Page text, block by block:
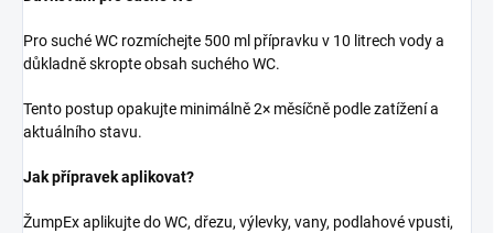
Pro suché WC rozmíchejte 500 ml přípravku v 10 litrech vody a
důkladně skropte obsah suchého WC.
Tento postup opakujte minimálně 2× měsíčně podle zatížení a
aktuálního stavu.
Jak přípravek aplikovat?
ŽumpEx aplikujte do WC, dřezu, výlevky, vany, podlahové vpusti,